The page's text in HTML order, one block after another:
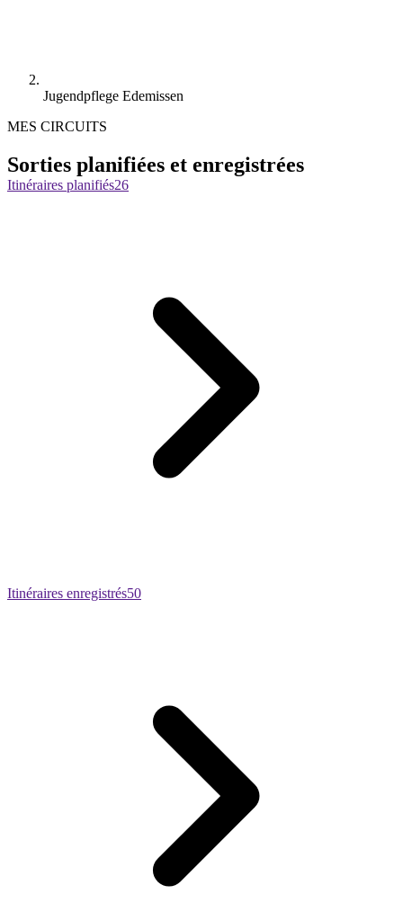
Jugendpflege Edemissen
MES CIRCUITS
Sorties planifiées et enregistrées
Itinéraires planifiés26
Itinéraires enregistrés50